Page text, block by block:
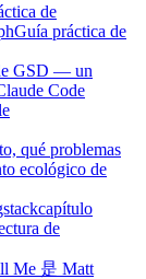
de
Guía práctica de
GSD — un
Code
qué problemas
ecológico de
capítulo
de
Me 是 Matt